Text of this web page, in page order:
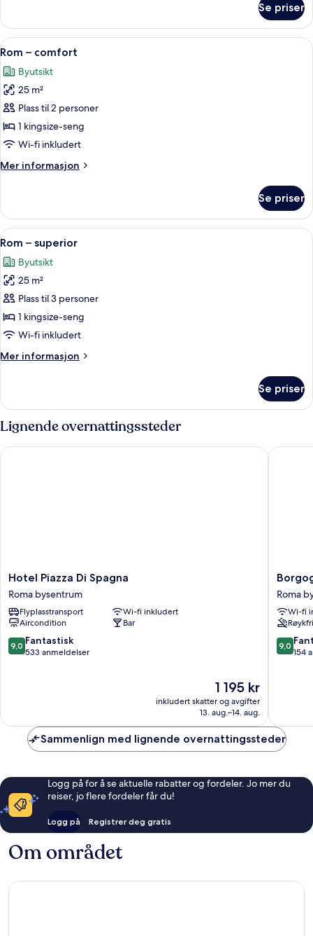
–
standard
Se priser
Åpne
alle
bildene
av
Rom
–
comfort
Rom – comfort | Sengetøy av topp
6
Rom – comfort
Byutsikt
25 m²
Plass til 2 personer
1 kingsize-seng
Wi-fi inkludert
Mer informasjon
Mer
–
comfort
Se priser
Åpne
alle
bildene
av
Rom
–
superior
Rom – superior | Sengetøy av topp
5
Rom – superior
Byutsikt
25 m²
Plass til 3 personer
1 kingsize-seng
Wi-fi inkludert
Mer informasjon
Mer
–
superior
Se priser
Lignende overnattingssteder
Hotel
Piazza
Di
Spagna
Roma
bysentrum
Hotel Piazza Di Spagna
Roma bysentrum
Flyplasstransport
Wi-fi inkludert
Aircondition
Bar
9.0
av
9,0 Fantastisk
533 anmeldelser
Prisen
1 195 kr
1 195 kr
inkludert skatter og avgifter
13. aug.–14. aug.
Hotel Piazza Di Spagna
Rooms
Roma
Roma
Wi-fi
9.0
av
9,0
154
Sammenlign med lignende overnattingssteder
Logg på for å se aktuelle rabatter og fordeler. Jo mer du
reiser, jo flere fordeler får du!
Logg på Registrer deg gratis
Om området